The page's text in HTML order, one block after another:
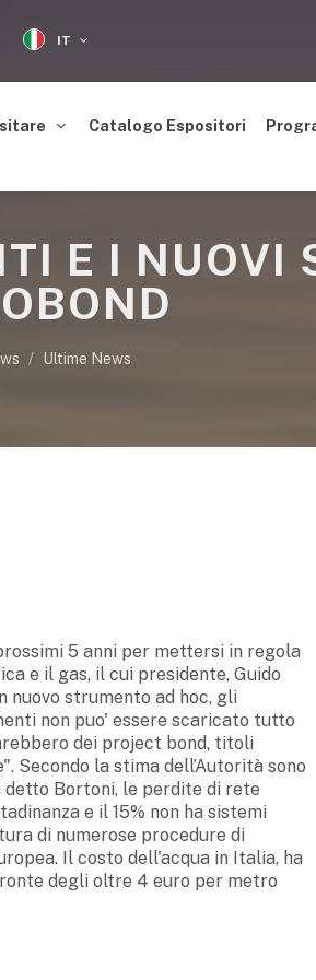
IT
Catalogo Espositori
E I NUOVI
Ultime News
5 anni per mettersi in regola
e il gas, il cui presidente, Guido
nuovo strumento ad hoc, gli
non puo' essere scaricato tutto
dei project bond, titoli
Secondo la stima dell’Autorità sono
detto Bortoni, le perdite di rete
e il 15% non ha sistemi
di numerose procedure di
Il costo dell'acqua in Italia, ha
degli oltre 4 euro per metro